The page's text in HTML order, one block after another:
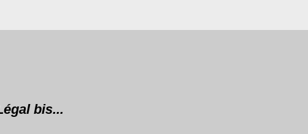
bis...